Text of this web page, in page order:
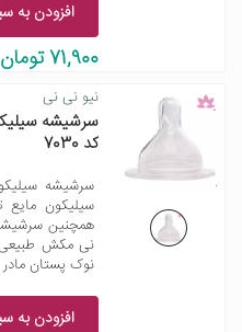
افزودن به
71,900 تومان
نیو نی نی
سرشیشه
کد 7030
سرشیشه
سیلیکون
همچنین
نی مکش طبیعی
نوک پستان
افزودن به